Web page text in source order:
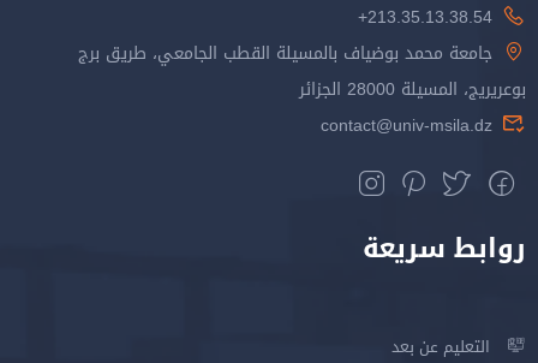
213.35.13.38.54+
جامعة محمد بوضياف بالمسيلة القطب الجامعي، طريق برج
بوعريريج، المسيلة 28000 الجزائر
contact@univ-msila.dz
روابط سريعة
التعليم عن بعد